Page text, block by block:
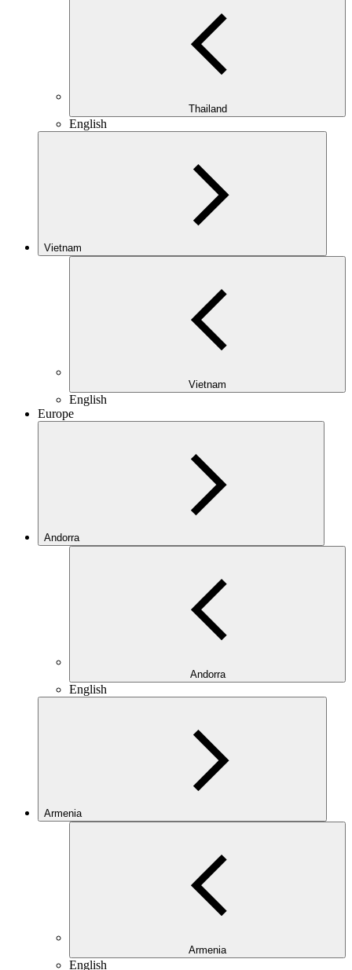
Thailand
English
Vietnam
Vietnam
English
Europe
Andorra
Andorra
English
Armenia
Armenia
English